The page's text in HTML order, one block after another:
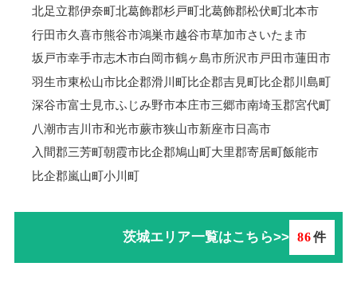
北足立郡伊奈町北葛飾郡杉戸町北葛飾郡松伏町北本市
行田市久喜市熊谷市鴻巣市越谷市草加市さいたま市
坂戸市幸手市志木市白岡市鶴ヶ島市所沢市戸田市蓮田市
羽生市東松山市比企郡滑川町比企郡吉見町比企郡川島町
深谷市富士見市ふじみ野市本庄市三郷市南埼玉郡宮代町
八潮市吉川市和光市蕨市狭山市新座市日高市
入間郡三芳町朝霞市比企郡鳩山町大里郡寄居町飯能市
比企郡嵐山町小川町
茨城エリア一覧はこちら>> 86件